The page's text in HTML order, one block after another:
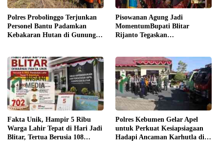
Polres Probolinggo Terjunkan
Personel Bantu Padamkan
Kebakaran Hutan di Gunung
Pisowanan Agung Jadi
MomentumBupati Blitar
Rijanto Tegaskan
Fakta Unik, Hampir 5 Ribu
Warga Lahir Tepat di Hari Jadi
Blitar, Tertua Berusia 108
Polres Kebumen Gelar Apel
untuk Perkuat Kesiapsiagaan
Hadapi Ancaman Karhutla di